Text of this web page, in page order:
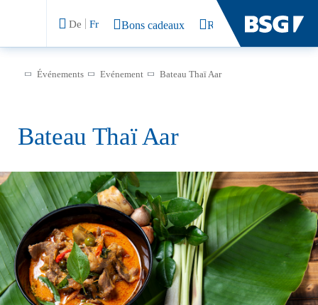
De Fr Bons cadeaux Rechercher
Événements Evénement Bateau Thaï Aar
Bateau Thaï Aar